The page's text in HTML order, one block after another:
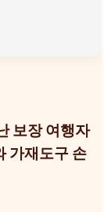
보장 여행자
가재도구 손